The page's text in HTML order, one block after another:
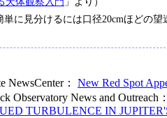
に見分けるには口径20cmほどの望
NewsCenter： New Red Spot
Observatory News and Outreach：
TURBULENCE IN